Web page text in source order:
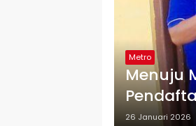
Metro
Menuju
26 Januari 2026